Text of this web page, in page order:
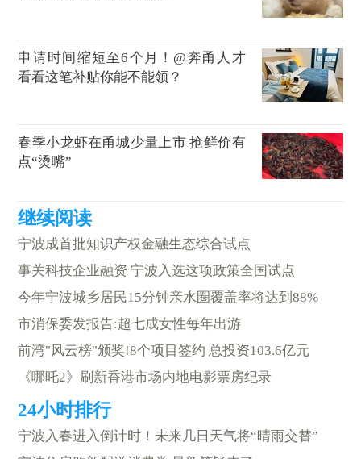
申请时间缩短至6个月！@奔甬人才
看看这笔补贴你能不能领？
春季小龙虾在甬城少量上市 抢鲜价有
点“烫嘴”
宁波成首批知识产权金融生态综合试点
事关科技企业融资 宁波入选这项政策全国试点
今年宁波城乡居民15分钟亲水圈覆盖率将达到88%
市消保委发报告:超七成女性每年出游
前湾"风云榜"颁奖!8个项目签约 总投资103.6亿元
《哪吒2》刷新香港市场内地电影票房纪录
宁波入春进入倒计时！未来几日天气将“晴雨交替”